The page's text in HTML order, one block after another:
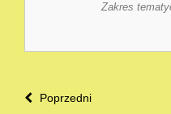
Zakres
Poprzedni